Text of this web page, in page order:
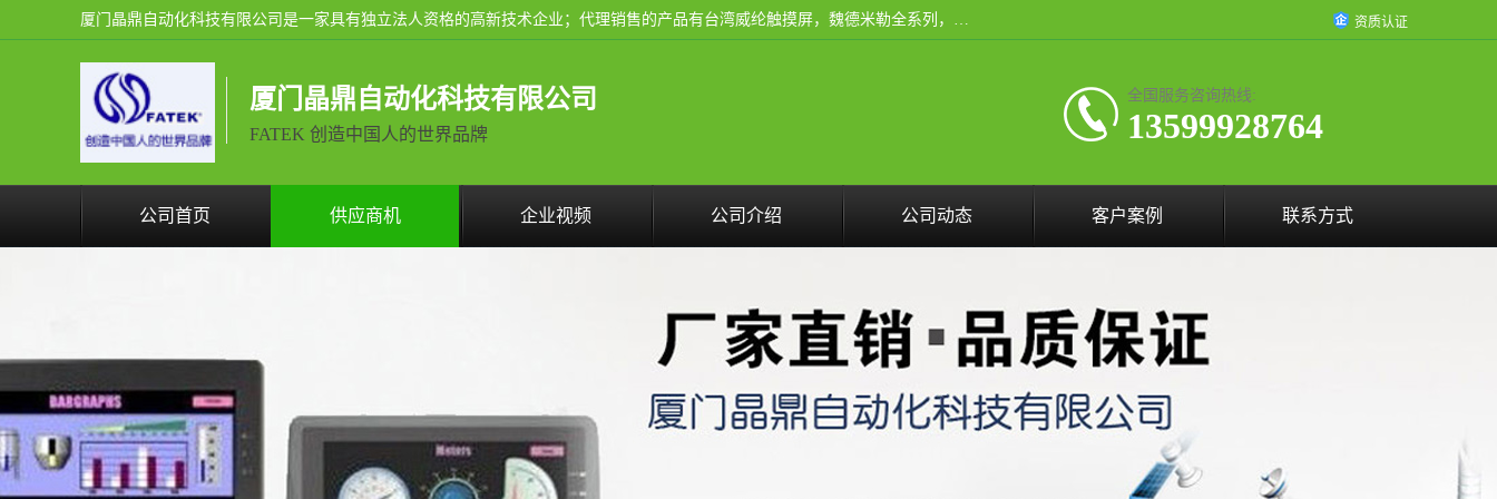
厦门晶鼎自动化科技有限公司是一家具有独立法人资格的高新技术企业；代理销售的产品有台湾威纶触摸屏，魏德米勒全系列，永宏触摸屏,威纶触摸屏,台湾威纶weinview触摸屏,台湾永宏PLC，FATEK,永宏伺服,图儿克总线，施耐德，欧姆龙，西门子，富士变频，K&N蓝系列， BUSSMANN，松下变频器，丹佛斯变频器等。 资质认证
厦门晶鼎自动化科技有限公司
FATEK 创造中国人的世界品牌
全国服务咨询热线:
13599928764
公司首页 供应商机 企业视频 公司介绍 公司动态 客户案例 联系方式